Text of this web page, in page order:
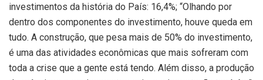
investimentos da história do País: 16,4%; “Olhando por
dentro dos componentes do investimento, houve queda em
tudo. A construção, que pesa mais de 50% do investimento,
é uma das atividades econômicas que mais sofreram com
toda a crise que a gente está tendo. Além disso, a produção